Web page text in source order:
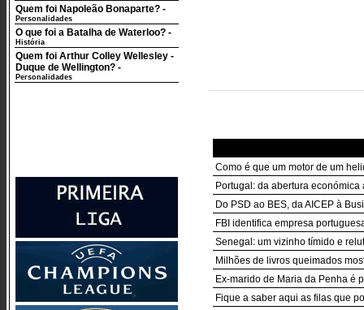
Quem foi Napoleão Bonaparte? -
Personalidades
O que foi a Batalha de Waterloo? -
História
Quem foi Arthur Colley Wellesley -
Duque de Wellington? -
Personalidades
Como é que um motor de um
Portugal: da abertura
Do PSD ao BES, da AICEP à
FBI identifica empresa
Senegal: um vizinho tímido e
Milhões de livros queimados
Ex-marido de Maria da Penha é
Fique a saber aqui as filas que